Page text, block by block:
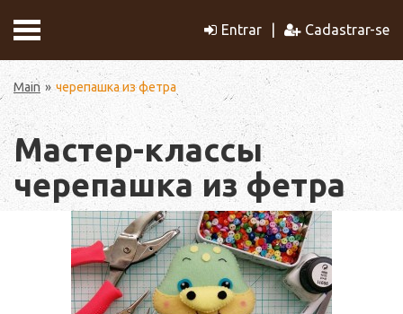
Entrar Cadastrar-se
Main черепашка из фетра
Мастер-классы
черепашка из фетра